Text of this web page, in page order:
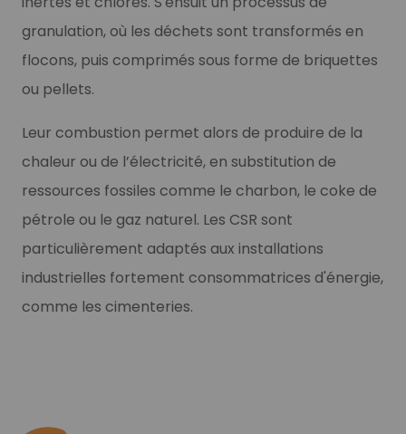
granulation, où les déchets sont transformés en
flocons, puis comprimés sous forme de briquettes
ou pellets.
Leur combustion permet alors de produire de la
chaleur ou de l’électricité, en substitution de
ressources fossiles comme le charbon, le coke de
pétrole ou le gaz naturel. Les CSR sont
particulièrement adaptés aux installations
industrielles fortement consommatrices d'énergie,
comme les cimenteries.